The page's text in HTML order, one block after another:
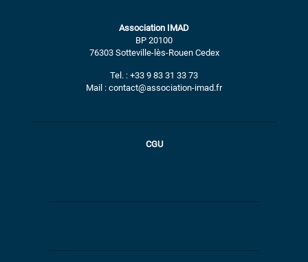
Association IMAD
BP 20100
76303 Sotteville-lès-Rouen Cedex
Tel. : +33 9 83 31 33 73
Mail : contact@association-imad.fr
CGU